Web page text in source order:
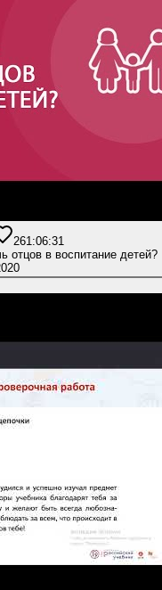
261:06:31
отцов в воспитание детей?